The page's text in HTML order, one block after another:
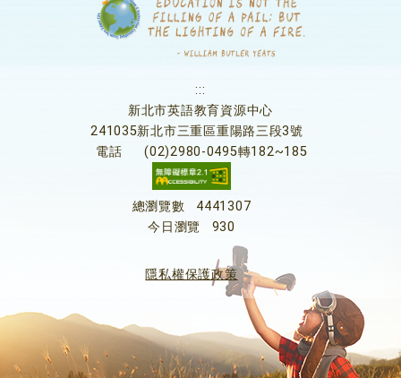
:::
新北市英語教育資源中心
241035新北市三重區重陽路三段3號
電話
(02)2980-0495轉182~185
總瀏覽數
4441307
今日瀏覽
930
隱私權保護政策